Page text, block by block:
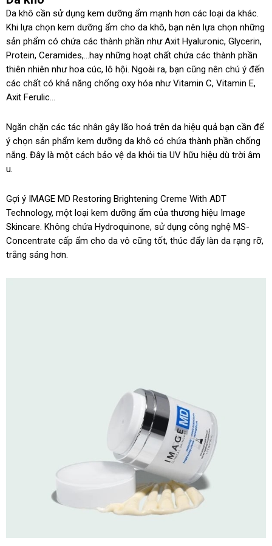
Da khô cần sử dụng kem dưỡng ẩm mạnh hơn các loại da khác.
Khi lựa chọn kem dưỡng ẩm cho da khô, bạn nên lựa chọn những
sản phẩm có chứa các thành phần như Axit Hyaluronic, Glycerin,
Protein, Ceramides,…hay những hoạt chất chứa các thành phần
thiên nhiên như hoa cúc, lô hội. Ngoài ra, bạn cũng nên chú ý đến
các chất có khả năng chống oxy hóa như Vitamin C, Vitamin E,
Axit Ferulic…
Ngăn chặn các tác nhân gây lão hoá trên da hiệu quả bạn cần để
ý chọn sản phẩm kem dưỡng da khô có chứa thành phần chống
nắng. Đây là một cách bảo vệ da khỏi tia UV hữu hiệu dù trời âm
u.
Gợi ý IMAGE MD Restoring Brightening Creme With ADT
Technology, một loại kem dưỡng ẩm của thương hiệu Image
Skincare. Không chứa Hydroquinone, sử dụng công nghệ MS-
Concentrate cấp ẩm cho da vô cũng tốt, thúc đẩy làn da rạng rỡ,
trắng sáng hơn.